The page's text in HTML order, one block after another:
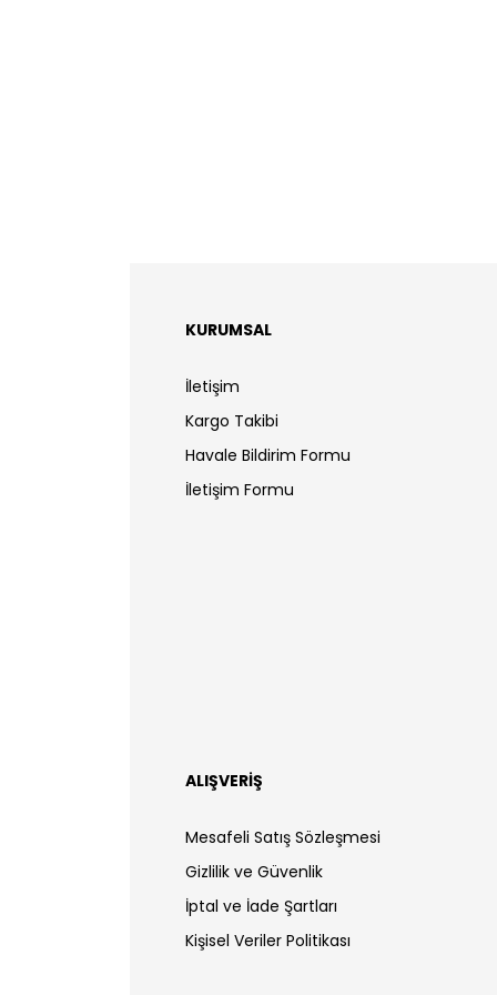
KURUMSAL
İletişim
Kargo Takibi
Havale Bildirim Formu
İletişim Formu
ALIŞVERİŞ
Mesafeli Satış Sözleşmesi
Gizlilik ve Güvenlik
İptal ve İade Şartları
Kişisel Veriler Politikası